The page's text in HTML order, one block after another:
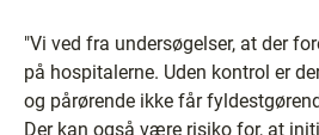
"Vi ved fra undersøgelser, at der
på hospitalerne. Uden kontrol er
og pårørende ikke får
Der kan også være risiko for, at